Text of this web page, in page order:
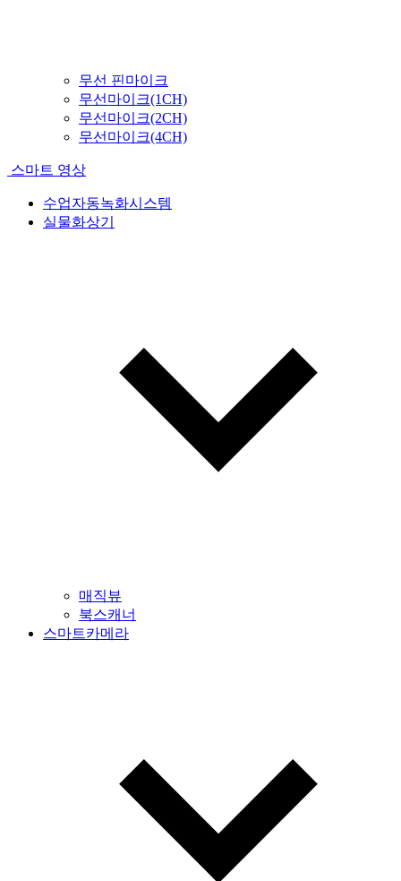
무선 핀마이크
무선마이크(1CH)
무선마이크(2CH)
무선마이크(4CH)
스마트 영상
수업자동녹화시스템
실물화상기
매직뷰
북스캐너
스마트카메라